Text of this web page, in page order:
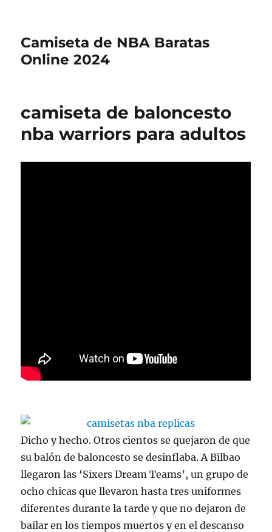
Camiseta de NBA Baratas
Online 2024
camiseta de baloncesto
nba warriors para adultos
Dicho y hecho. Otros cientos se quejaron de que
su balón de baloncesto se desinflaba. A Bilbao
llegaron las ‘Sixers Dream Teams’, un grupo de
ocho chicas que llevaron hasta tres uniformes
diferentes durante la tarde y que no dejaron de
bailar en los tiempos muertos y en el descanso